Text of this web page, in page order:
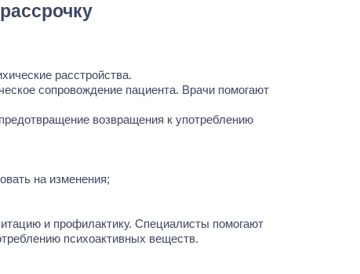
расстройства.
сопровождение пациента. Врачи помогают
возвращения к употреблению
на изменения;
и профилактику. Специалисты помогают
психоактивных веществ.